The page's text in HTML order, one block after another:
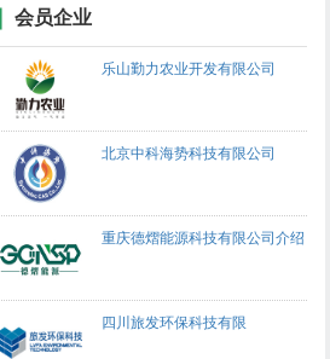
会员企业
乐山勤力农业开发有限公司
北京中科海势科技有限公司
重庆德熠能源科技有限公司介绍
四川旅发环保科技有限